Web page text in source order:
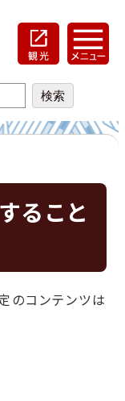
ること
のコンテンツは